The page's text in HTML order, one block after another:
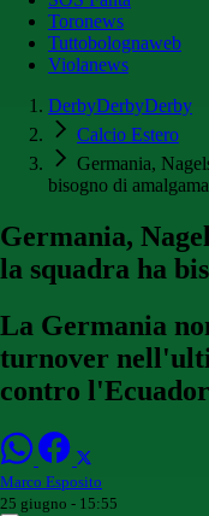
Toronews
Tuttobolognaweb
Violanews
DerbyDerbyDerby
Calcio Estero
Germania,
bisogno di
Germania,
la squadra ha
La Germania
turnover
contro l'Ecuador
Marco Esposito
25 giugno - 15:55